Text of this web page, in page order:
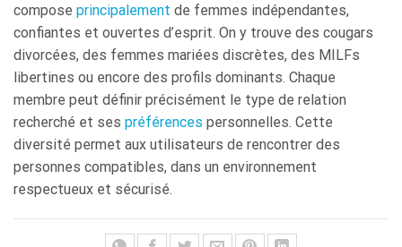
compose principalement de femmes indépendantes,
confiantes et ouvertes d’esprit. On y trouve des cougars
divorcées, des femmes mariées discrètes, des MILFs
libertines ou encore des profils dominants. Chaque
membre peut définir précisément le type de relation
recherché et ses préférences personnelles. Cette
diversité permet aux utilisateurs de rencontrer des
personnes compatibles, dans un environnement
respectueux et sécurisé.